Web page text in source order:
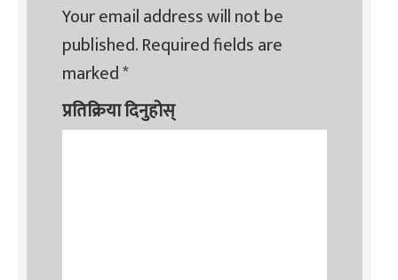
Your email address will not be
published.Required fields are
marked*
प्रतिक्रिया दिनुहोस्